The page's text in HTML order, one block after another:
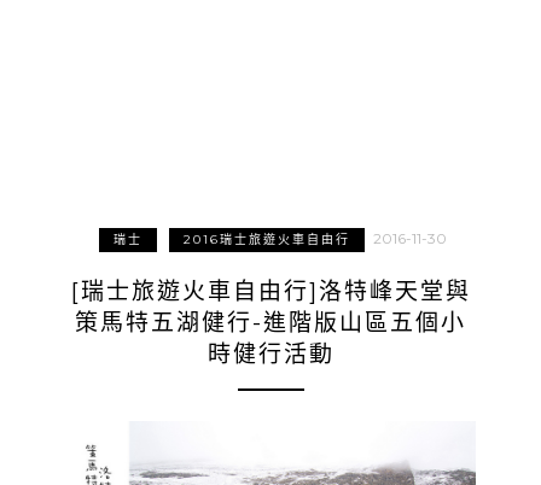
瑞士 2016瑞士旅遊火車自由行 2016-11-30
[瑞士旅遊火車自由行]洛特峰天堂與
策馬特五湖健行-進階版山區五個小
時健行活動